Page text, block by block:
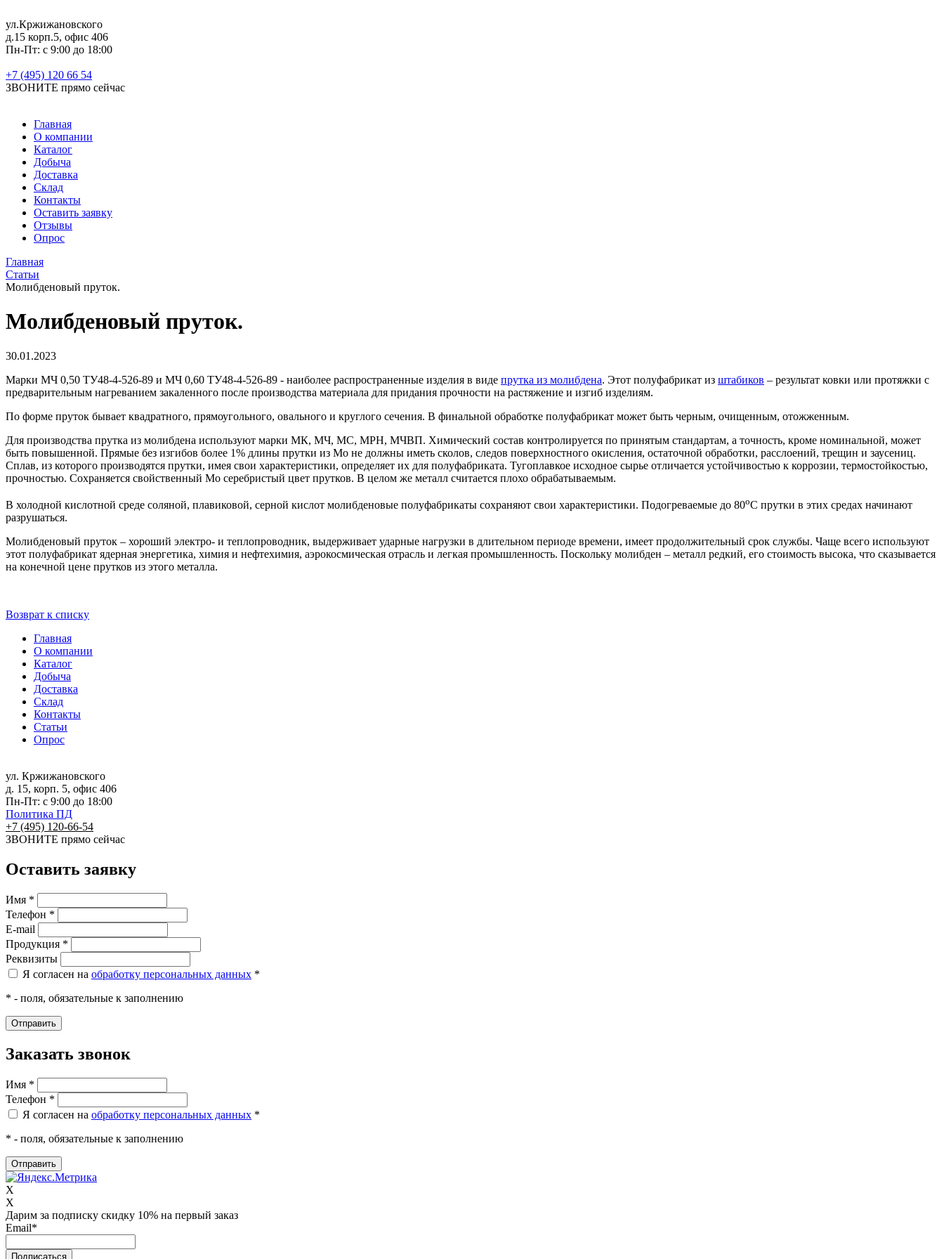
ул.Кржижановского
д.15 корп.5, офис 406
Пн-Пт: с 9:00 до 18:00
+7 (495) 120 66 54
ЗВОНИТЕ прямо сейчас
Главная
О компании
Каталог
Добыча
Доставка
Склад
Контакты
Оставить заявку
Отзывы
Опрос
Главная
Статьи
Молибденовый пруток.
Молибденовый пруток.
30.01.2023
Марки МЧ 0,50 ТУ48-4-526-89 и МЧ 0,60 ТУ48-4-526-89 - наиболее распространенные изделия в виде прутка из молибдена. Этот полуфабрикат из штабиков – результат ковки или протяжки с
предварительным нагреванием закаленного после производства материала для придания прочности на растяжение и изгиб изделиям.
По форме пруток бывает квадратного, прямоугольного, овального и круглого сечения. В финальной обработке полуфабрикат может быть черным, очищенным, отожженным.
Для производства прутка из молибдена используют марки МК, МЧ, МС, МРН, МЧВП. Химический состав контролируется по принятым стандартам, а точность, кроме номинальной, может
быть повышенной. Прямые без изгибов более 1% длины прутки из Mo не должны иметь сколов, следов поверхностного окисления, остаточной обработки, расслоений, трещин и заусениц.
Сплав, из которого производятся прутки, имея свои характеристики, определяет их для полуфабриката. Тугоплавкое исходное сырье отличается устойчивостью к коррозии, термостойкостью,
прочностью. Сохраняется свойственный Mo серебристый цвет прутков. В целом же металл считается плохо обрабатываемым.
В холодной кислотной среде соляной, плавиковой, серной кислот молибденовые полуфабрикаты сохраняют свои характеристики. Подогреваемые до 80оС прутки в этих средах начинают
разрушаться.
Молибденовый пруток – хороший электро- и теплопроводник, выдерживает ударные нагрузки в длительном периоде времени, имеет продолжительный срок службы. Чаще всего используют
этот полуфабрикат ядерная энергетика, химия и нефтехимия, аэрокосмическая отрасль и легкая промышленность. Поскольку молибден – металл редкий, его стоимость высока, что сказывается
на конечной цене прутков из этого металла.
Возврат к списку
Главная
О компании
Каталог
Добыча
Доставка
Склад
Контакты
Статьи
Опрос
ул. Кржижановского
д. 15, корп. 5, офис 406
Пн-Пт: с 9:00 до 18:00
Политика ПД
+7 (495) 120-66-54
ЗВОНИТЕ прямо сейчас
Оставить заявку
Имя *
Телефон *
E-mail
Продукция *
Реквизиты
Я согласен на обработку персональных данных *
* - поля, обязательные к заполнению
Заказать звонок
Имя *
Телефон *
Я согласен на обработку персональных данных *
* - поля, обязательные к заполнению
X
X
Дарим за подписку скидку 10% на первый заказ
Email*